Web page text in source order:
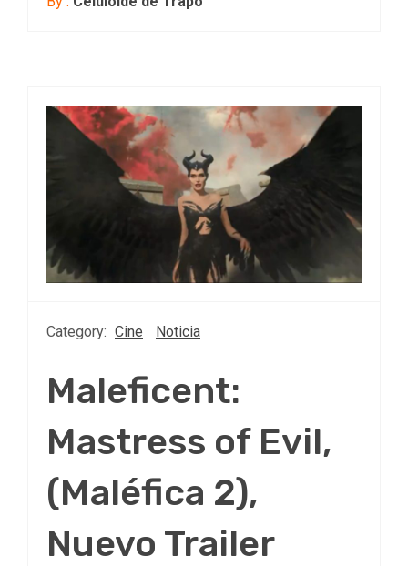
Category: Cine Noticia
Maleficent:
Mastress of Evil,
(Maléfica 2),
Nuevo Trailer